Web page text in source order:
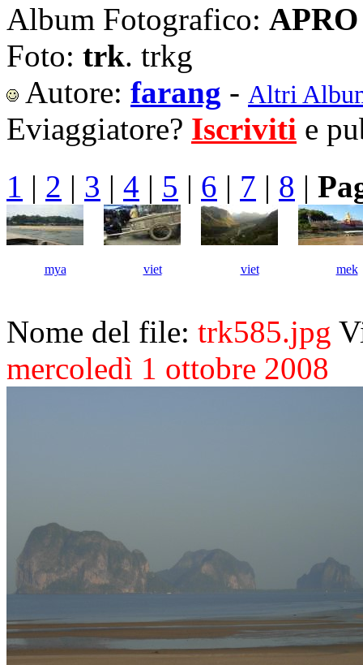
Album Fotografico:
Foto: trk. trkg
Autore: farang - Altri
Eviaggiatore? Iscriviti e
1 | 2 | 3 | 4 | 5 | 6 | 7 | 8 |
mya viet viet mek
Nome del file: trk585.jpg
mercoledì 1 ottobre 2008